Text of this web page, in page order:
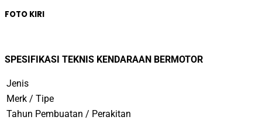
FOTO KIRI
SPESIFIKASI TEKNIS KENDARAAN BERMOTOR
Jenis
Merk / Tipe
Tahun Pembuatan / Perakitan